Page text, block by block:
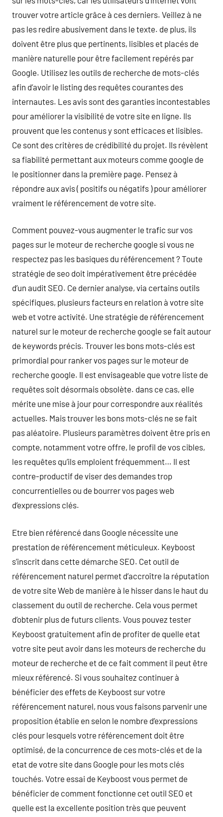
trouver votre article grâce à ces derniers. Veillez à ne
pas les redire abusivement dans le texte. de plus, ils
doivent être plus que pertinents, lisibles et placés de
manière naturelle pour être facilement repérés par
Google. Utilisez les outils de recherche de mots-clés
afin d’avoir le listing des requêtes courantes des
internautes. Les avis sont des garanties incontestables
pour améliorer la visibilité de votre site en ligne. Ils
prouvent que les contenus y sont efficaces et lisibles.
Ce sont des critères de crédibilité du projet. Ils révèlent
sa fiabilité permettant aux moteurs comme google de
le positionner dans la première page. Pensez à
répondre aux avis ( positifs ou négatifs ) pour améliorer
vraiment le référencement de votre site.
Comment pouvez-vous augmenter le trafic sur vos
pages sur le moteur de recherche google si vous ne
respectez pas les basiques du référencement ? Toute
stratégie de seo doit impérativement être précédée
d’un audit SEO. Ce dernier analyse, via certains outils
spécifiques, plusieurs facteurs en relation à votre site
web et votre activité. Une stratégie de référencement
naturel sur le moteur de recherche google se fait autour
de keywords précis. Trouver les bons mots-clés est
primordial pour ranker vos pages sur le moteur de
recherche google. Il est envisageable que votre liste de
requêtes soit désormais obsolète. dans ce cas, elle
mérite une mise à jour pour correspondre aux réalités
actuelles. Mais trouver les bons mots-clés ne se fait
pas aléatoire. Plusieurs paramètres doivent être pris en
compte, notamment votre offre, le profil de vos cibles,
les requêtes qu’ils emploient fréquemment… Il est
contre-productif de viser des demandes trop
concurrentielles ou de bourrer vos pages web
d’expressions clés.
Etre bien référencé dans Google nécessite une
prestation de référencement méticuleux. Keyboost
s’inscrit dans cette démarche SEO. Cet outil de
référencement naturel permet d’accroître la réputation
de votre site Web de manière à le hisser dans le haut du
classement du outil de recherche. Cela vous permet
d’obtenir plus de futurs clients. Vous pouvez tester
Keyboost gratuitement afin de profiter de quelle etat
votre site peut avoir dans les moteurs de recherche du
moteur de recherche et de ce fait comment il peut être
mieux référencé. Si vous souhaitez continuer à
bénéficier des effets de Keyboost sur votre
référencement naturel, nous vous faisons parvenir une
proposition établie en selon le nombre d’expressions
clés pour lesquels votre référencement doit être
optimisé, de la concurrence de ces mots-clés et de la
etat de votre site dans Google pour les mots clés
touchés. Votre essai de Keyboost vous permet de
bénéficier de comment fonctionne cet outil SEO et
quelle est la excellente position très que peuvent